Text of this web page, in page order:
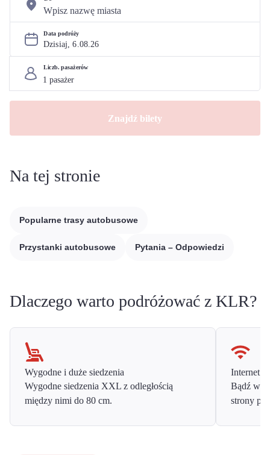
Data podróży
Dzisiaj, 6.08.26
Liczb. pasażerów
Znajdź bilety
Na tej stronie
Popularne trasy autobusowe
Przystanki autobusowe Pytania – Odpowiedzi
Dlaczego warto podróżować z KLR?
Wygodne i duże siedzenia
Wygodne siedzenia XXL z odległością
między nimi do 80 cm.
Internet
Bądź w
strony